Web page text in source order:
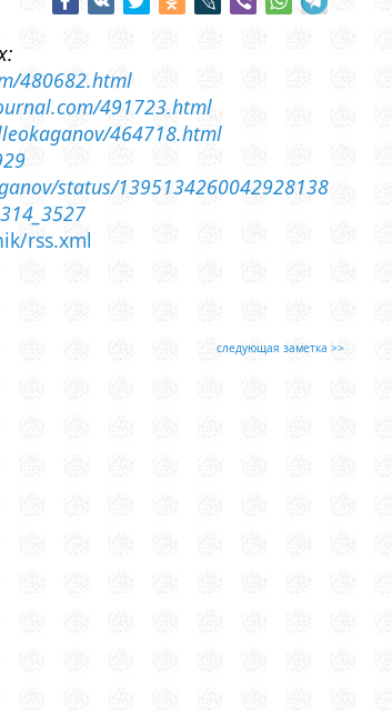
480682.html
491723.html
464718.html
status/1395134260042928138
rss.xml
следующая заметка >>